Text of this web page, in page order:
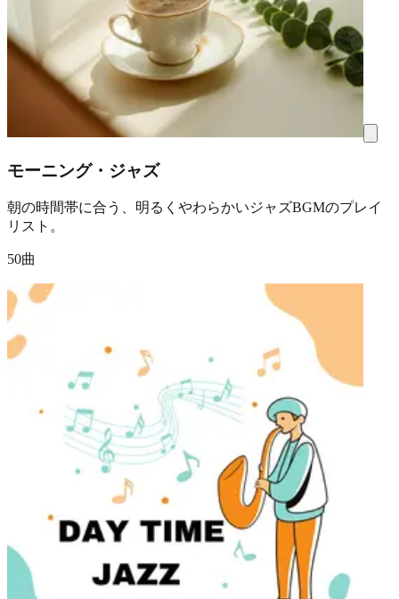
モーニング・ジャズ
朝の時間帯に合う、明るくやわらかいジャズBGMのプレイ
リスト。
50曲